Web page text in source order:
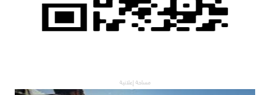
مساحة إعلانية